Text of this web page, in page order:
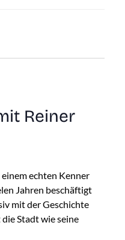
Reiner
echten Kenner
Jahren beschäftigt
mit der Geschichte
Stadt wie seine